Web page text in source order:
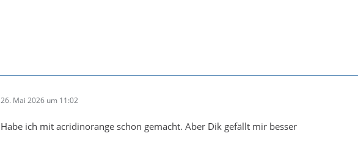
26. Mai 2026 um 11:02
Habe ich mit acridinorange schon gemacht. Aber Dik gefällt mir besser